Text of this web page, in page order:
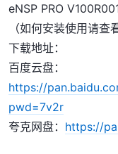
eNSP PRO
（如何安装使用请查
下载地址：
百度云盘：
https://
pwd=7v2r
夸克网盘： https://